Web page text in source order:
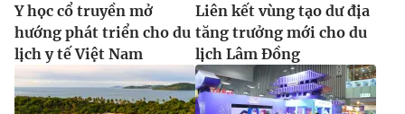
Y học cổ truyền mở
hướng phát triển cho du
lịch y tế Việt Nam
Liên kết vùng tạo dư địa
tăng trưởng mới cho du
lịch Lâm Đồng